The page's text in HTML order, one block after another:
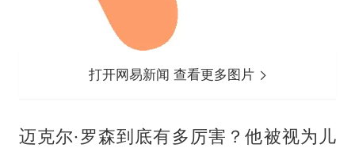
打开网易新闻 查看更多图片
迈克尔·罗森到底有多厉害？他被视为儿